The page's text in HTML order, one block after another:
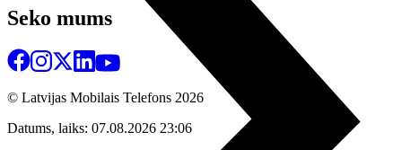
Seko mums
© Latvijas Mobilais Telefons 2026
Datums, laiks: 07.08.2026 23:06